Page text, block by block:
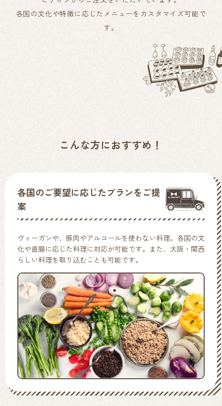
各国の文化や特徴に応じたメニューをカスタマイズ可能で
す。
こんな方におすすめ！
各国のご要望に応じたプランをご提
案
ヴィーガンや、豚肉やアルコールを使わない料理。各国の文
化や直腸に応じた料理に対応が可能です。また、大阪・関西
らしい料理を取り込むことも可能です。